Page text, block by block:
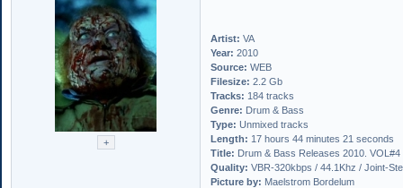
Artist: VA
Year: 2010
Source: WEB
Filesize: 2.2 Gb
Tracks: 184 tracks
Genre: Drum & Bass
Type: Unmixed tracks
Length: 17 hours 44 minutes 21 seconds
Title: Drum & Bass Releases 2010. VOL#4
Quality: VBR-320kbps / 44.1Khz / Joint-
Picture by: Maelstrom Bordelum